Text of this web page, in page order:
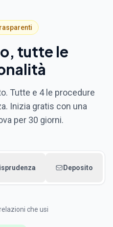
tutte le
Tutte e 4 le procedure
Inizia gratis con una
per 30 giorni.
Deposito
che usi